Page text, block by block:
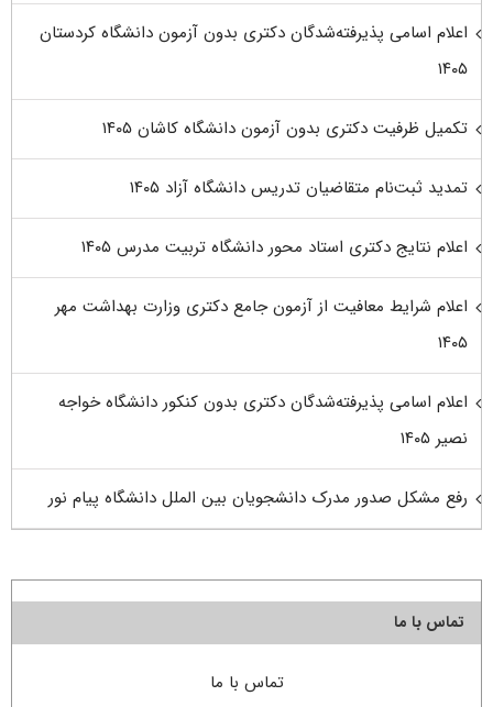
اعلام اسامی پذیرفته‌شدگان دکتری بدون آزمون دانشگاه کردستان
۱۴۰۵
تکمیل ظرفیت دکتری بدون آزمون دانشگاه کاشان ۱۴۰۵
تمدید ثبت‌نام متقاضیان تدریس دانشگاه آزاد ۱۴۰۵
اعلام نتایج دکتری استاد محور دانشگاه تربیت مدرس ۱۴۰۵
اعلام شرایط معافیت از آزمون جامع دکتری وزارت بهداشت مهر
۱۴۰۵
اعلام اسامی پذیرفته‌شدگان دکتری بدون کنکور دانشگاه خواجه
نصیر ۱۴۰۵
رفع مشکل صدور مدرک دانشجویان بین الملل دانشگاه پیام نور
تماس با ما
تماس با ما